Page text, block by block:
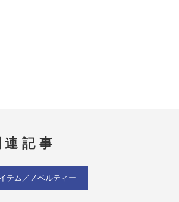
連記事
テム／ノベルティー